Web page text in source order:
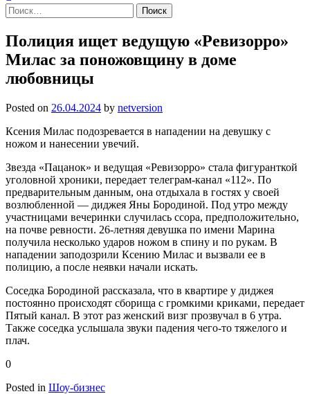
Найти:
Полиция ищет ведущую «Ревизорро»
Милас за поножовщину в доме
любовницы
Posted on 26.04.2024 by netversion
Ксения Милас подозревается в нападении на девушку с
ножом и нанесении увечий.
Звезда «Пацанок» и ведущая «Ревизорро» стала фигуранткой
уголовной хроники, передает телеграм-канал «112». По
предварительным данным, она отдыхала в гостях у своей
возлюбленной — диджея Яны Бородиной. Под утро между
участницами вечеринки случилась ссора, предположительно,
на почве ревности. 26-летняя девушка по имени Марина
получила несколько ударов ножом в спину и по рукам. В
нападении заподозрили Ксению Милас и вызвали ее в
полицию, а после неявки начали искать.
Соседка Бородиной рассказала, что в квартире у диджея
постоянно происходят сборища с громкими криками, передает
Пятый канал. В этот раз женский визг прозвучал в 6 утра.
Также соседка услышала звуки падения чего-то тяжелого и
плач.
0
Posted in Шоу-бизнес